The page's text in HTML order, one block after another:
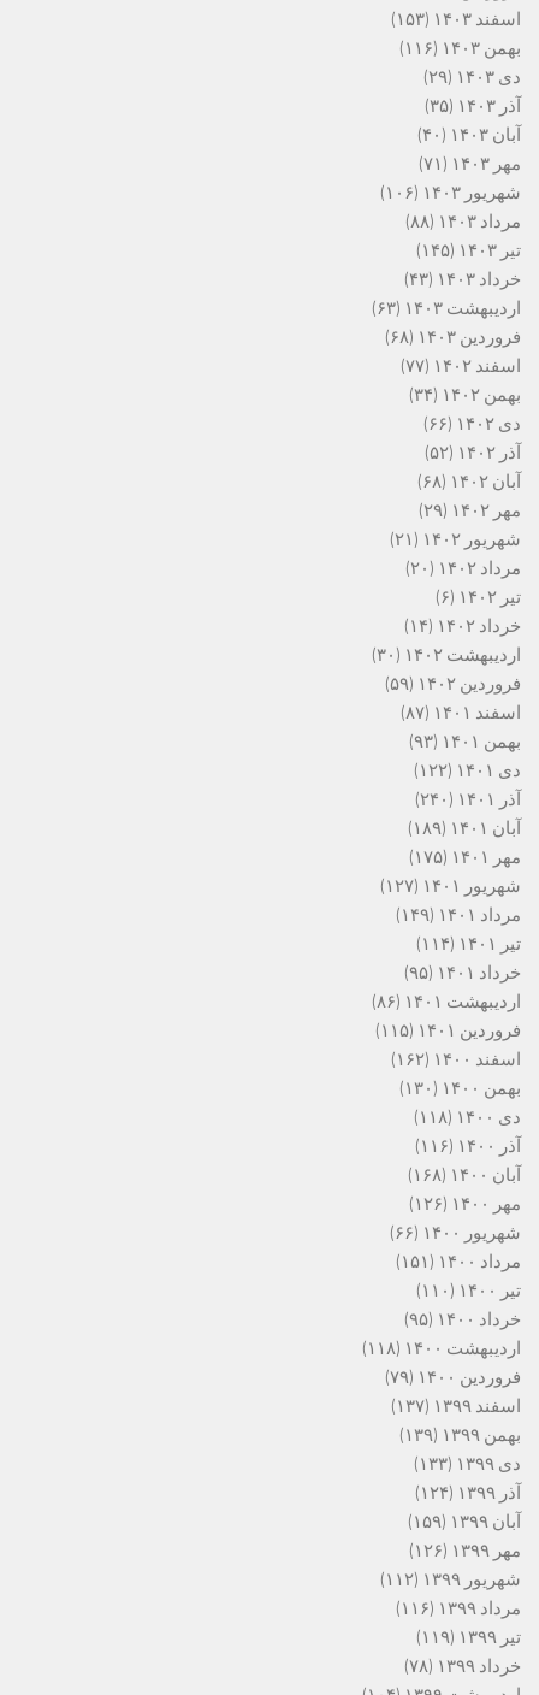
اسفند ۱۴۰۳
(۱۵۳)
بهمن ۱۴۰۳
(۱۱۶)
دی ۱۴۰۳
(۲۹)
آذر ۱۴۰۳
(۳۵)
آبان ۱۴۰۳
(۴۰)
مهر ۱۴۰۳
(۷۱)
شهریور ۱۴۰۳
(۱۰۶)
مرداد ۱۴۰۳
(۸۸)
تیر ۱۴۰۳
(۱۴۵)
خرداد ۱۴۰۳
(۴۳)
اردیبهشت ۱۴۰۳
(۶۳)
فروردین ۱۴۰۳
(۶۸)
اسفند ۱۴۰۲
(۷۷)
بهمن ۱۴۰۲
(۳۴)
دی ۱۴۰۲
(۶۶)
آذر ۱۴۰۲
(۵۲)
آبان ۱۴۰۲
(۶۸)
مهر ۱۴۰۲
(۲۹)
شهریور ۱۴۰۲
(۲۱)
مرداد ۱۴۰۲
(۲۰)
تیر ۱۴۰۲
(۶)
خرداد ۱۴۰۲
(۱۴)
اردیبهشت ۱۴۰۲
(۳۰)
فروردین ۱۴۰۲
(۵۹)
اسفند ۱۴۰۱
(۸۷)
بهمن ۱۴۰۱
(۹۳)
دی ۱۴۰۱
(۱۲۲)
آذر ۱۴۰۱
(۲۴۰)
آبان ۱۴۰۱
(۱۸۹)
مهر ۱۴۰۱
(۱۷۵)
شهریور ۱۴۰۱
(۱۲۷)
مرداد ۱۴۰۱
(۱۴۹)
تیر ۱۴۰۱
(۱۱۴)
خرداد ۱۴۰۱
(۹۵)
اردیبهشت ۱۴۰۱
(۸۶)
فروردین ۱۴۰۱
(۱۱۵)
اسفند ۱۴۰۰
(۱۶۲)
بهمن ۱۴۰۰
(۱۳۰)
دی ۱۴۰۰
(۱۱۸)
آذر ۱۴۰۰
(۱۱۶)
آبان ۱۴۰۰
(۱۶۸)
مهر ۱۴۰۰
(۱۲۶)
شهریور ۱۴۰۰
(۶۶)
مرداد ۱۴۰۰
(۱۵۱)
تیر ۱۴۰۰
(۱۱۰)
خرداد ۱۴۰۰
(۹۵)
اردیبهشت ۱۴۰۰
(۱۱۸)
فروردین ۱۴۰۰
(۷۹)
اسفند ۱۳۹۹
(۱۳۷)
بهمن ۱۳۹۹
(۱۳۹)
دی ۱۳۹۹
(۱۳۳)
آذر ۱۳۹۹
(۱۲۴)
آبان ۱۳۹۹
(۱۵۹)
مهر ۱۳۹۹
(۱۲۶)
شهریور ۱۳۹۹
(۱۱۲)
مرداد ۱۳۹۹
(۱۱۶)
تیر ۱۳۹۹
(۱۱۹)
خرداد ۱۳۹۹
(۷۸)